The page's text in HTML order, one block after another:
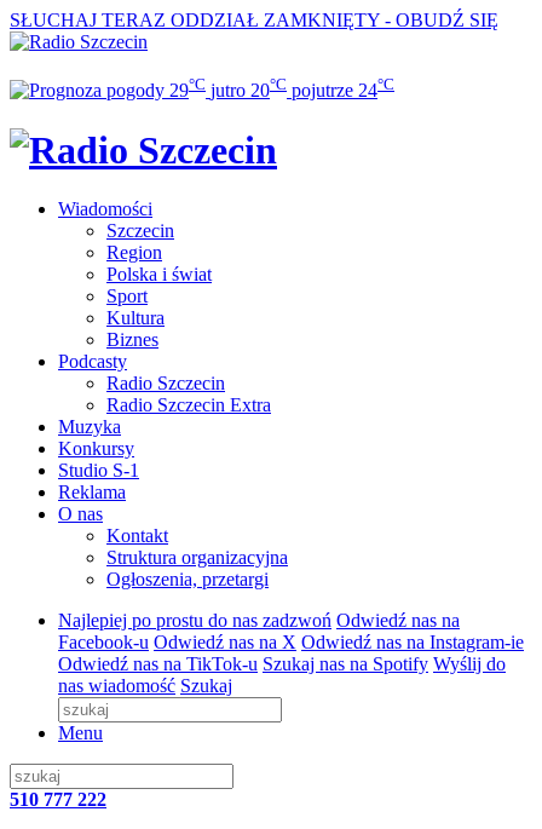
SŁUCHAJ TERAZ ODDZIAŁ ZAMKNIĘTY - OBUDŹ SIĘ
29°C jutro 20°C pojutrze 24°C
Wiadomości
Szczecin
Region
Polska i świat
Sport
Kultura
Biznes
Podcasty
Radio Szczecin
Radio Szczecin Extra
Muzyka
Konkursy
Studio S-1
Reklama
O nas
Kontakt
Struktura organizacyjna
Ogłoszenia, przetargi
Najlepiej po prostu do nas zadzwoń Odwiedź nas na
Facebook-u Odwiedź nas na X Odwiedź nas na Instagram-ie
Odwiedź nas na TikTok-u Szukaj nas na Spotify Wyślij do
nas wiadomość Szukaj
Menu
510 777 222